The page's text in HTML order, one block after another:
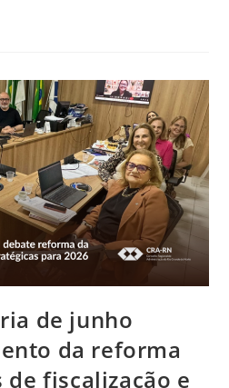
de junho
da reforma
de fiscalização e